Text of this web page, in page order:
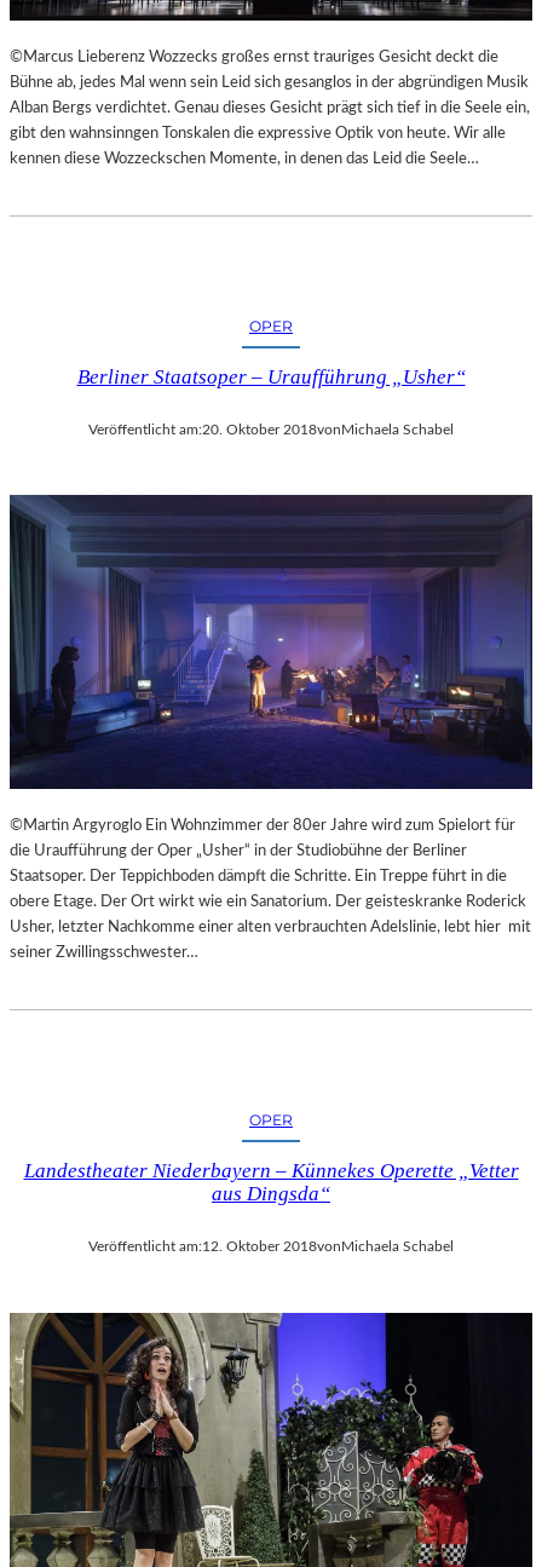
L
S
Ä
U
L
E
G
©Marcus Lieberenz Wozzecks großes ernst trauriges Gesicht deckt die
Bühne ab, jedes Mal wenn sein Leid sich gesanglos in der abgründigen Musik
Alban Bergs verdichtet. Genau dieses Gesicht prägt sich tief in die Seele ein,
gibt den wahnsinngen Tonskalen die expressive Optik von heute. Wir alle
kennen diese Wozzeckschen Momente, in denen das Leid die Seele…
OPER
Berliner Staatsoper – Uraufführung „Usher“
Veröffentlicht am:20. Oktober 2018vonMichaela Schabel
©Martin Argyroglo Ein Wohnzimmer der 80er Jahre wird zum Spielort für
die Uraufführung der Oper „Usher“ in der Studiobühne der Berliner
Staatsoper. Der Teppichboden dämpft die Schritte. Ein Treppe führt in die
obere Etage. Der Ort wirkt wie ein Sanatorium. Der geisteskranke Roderick
Usher, letzter Nachkomme einer alten verbrauchten Adelslinie, lebt hier mit
seiner Zwillingsschwester…
OPER
Landestheater Niederbayern – Künnekes Operette „Vetter
aus Dingsda“
Veröffentlicht am:12. Oktober 2018von Michaela Schabel